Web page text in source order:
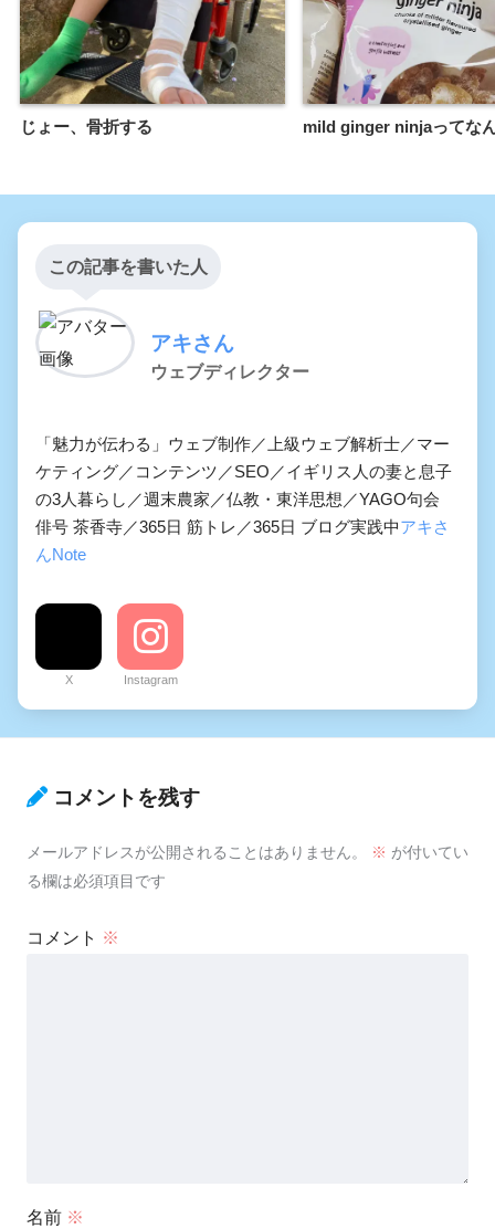
じょー、骨折する mild ginger ninjaってな
この記事を書いた人
アキさん
ウェブディレクター
「魅力が伝わる」ウェブ制作／上級ウェブ解析士／マー
ケティング／コンテンツ／SEO／イギリス人の妻と息子
の3人暮らし／週末農家／仏教・東洋思想／YAGO句会
俳号 茶香寺／365日 筋トレ／365日 ブログ実践中アキさ
んNote
X Instagram
コメントを残す
メールアドレスが公開されることはありません。 ※ が付いてい
る欄は必須項目です
コメント ※
名前 ※